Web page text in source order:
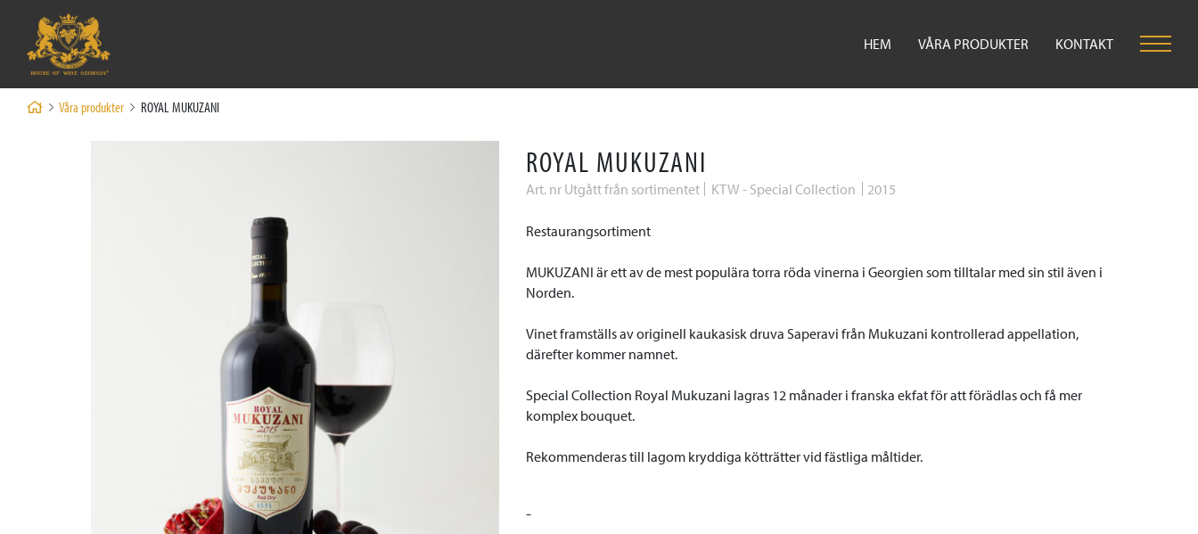
HEM VÅRA PRODUKTER KONTAKT
Våra produkter ROYAL MUKUZANI
ROYAL MUKUZANI
Art. nr Utgått från sortimentet KTW - Special Collection 2015
Restaurangsortiment
MUKUZANI är ett av de mest populära torra röda vinerna i Georgien som tilltalar med sin stil även i
Norden.
Vinet framställs av originell kaukasisk druva Saperavi från Mukuzani kontrollerad appellation,
därefter kommer namnet.
Special Collection Royal Mukuzani lagras 12 månader i franska ekfat för att förädlas och få mer
komplex bouquet.
Rekommenderas till lagom kryddiga kötträtter vid fästliga måltider.
-